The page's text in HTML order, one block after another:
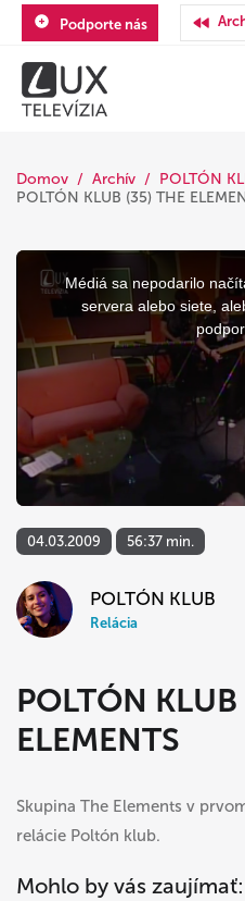
Podporte nás
Domov Archív
POLTÓN
POLTÓN KLUB (35) THE
This
modal
Médiá sa nepodarilo
servera alebo siete,
04.03.2009 56:37 min.
POLTÓN KLUB
Relácia
POLTÓN
ELEMENTS
Skupina The Elements v
relácie Poltón klub.
Mohlo by vás zaujímať: